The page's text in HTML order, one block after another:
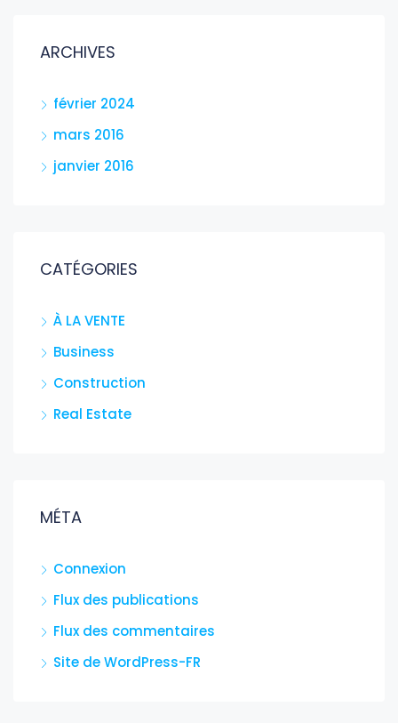
ARCHIVES
février 2024
mars 2016
janvier 2016
CATÉGORIES
À LA VENTE
Business
Construction
Real Estate
MÉTA
Connexion
Flux des publications
Flux des commentaires
Site de WordPress-FR